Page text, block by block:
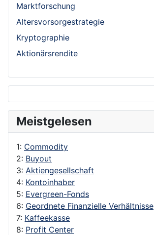
Marktforschung
Altersvorsorgestrategie
Kryptographie
Aktionärsrendite
Meistgelesen
1: Commodity
2: Buyout
3: Aktiengesellschaft
4: Kontoinhaber
5: Evergreen-Fonds
6: Geordnete Finanzielle Verhältnisse
7: Kaffeekasse
8: Profit Center